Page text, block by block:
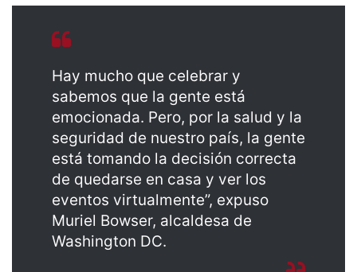
Hay mucho que celebrar y
sabemos que la gente está
emocionada. Pero, por la salud y la
seguridad de nuestro país, la gente
está tomando la decisión correcta
de quedarse en casa y ver los
eventos virtualmente”, expuso
Muriel Bowser, alcaldesa de
Washington DC.